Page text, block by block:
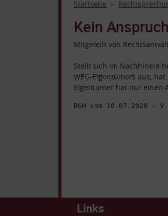
Startseite
Kein
Mitgeteilt von
Stellt sich im Nachhinein
WEG-Eigentümers aus,
Eigentümer hat nur einen
BGH vom 10.07.2020 - V
Links